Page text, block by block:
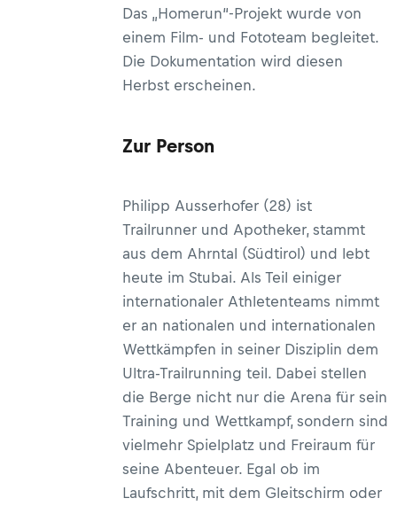
Das „Homerun“-Projekt wurde von
einem Film- und Fototeam begleitet.
Die Dokumentation wird diesen
Herbst erscheinen.
Zur Person
Philipp Ausserhofer (28) ist
Trailrunner und Apotheker, stammt
aus dem Ahrntal (Südtirol) und lebt
heute im Stubai. Als Teil einiger
internationaler Athletenteams nimmt
er an nationalen und internationalen
Wettkämpfen in seiner Disziplin dem
Ultra-Trailrunning teil. Dabei stellen
die Berge nicht nur die Arena für sein
Training und Wettkampf, sondern sind
vielmehr Spielplatz und Freiraum für
seine Abenteuer. Egal ob im
Laufschritt, mit dem Gleitschirm oder